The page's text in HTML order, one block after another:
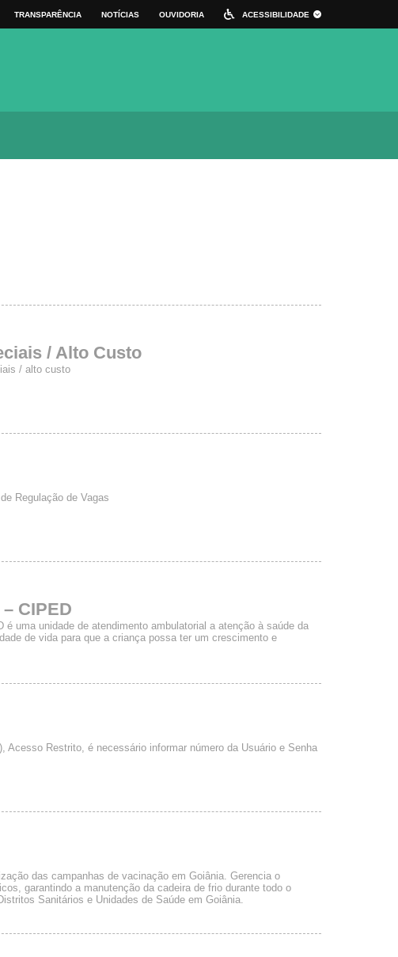
TRANSPARÊNCIA NOTÍCIAS OUVIDORIA ACESSIBILIDADE
/ Alto Custo
/ alto custo
Regulação de Vagas
CIPED
uma unidade de atendimento ambulatorial a atenção à saúde da
de vida para que a criança possa ter um crescimento e
Restrito, é necessário informar número da Usuário e Senha
das campanhas de vacinação em Goiânia. Gerencia o
garantindo a manutenção da cadeira de frio durante todo o
Sanitários e Unidades de Saúde em Goiânia.